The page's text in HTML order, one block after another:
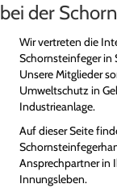
bei der
Wir vertreten die
Schornsteinfeger in
Unsere Mitglieder
Umweltschutz in
Industrieanlage.
Auf dieser Seite
Ansprechpartner in
Innungsleben.